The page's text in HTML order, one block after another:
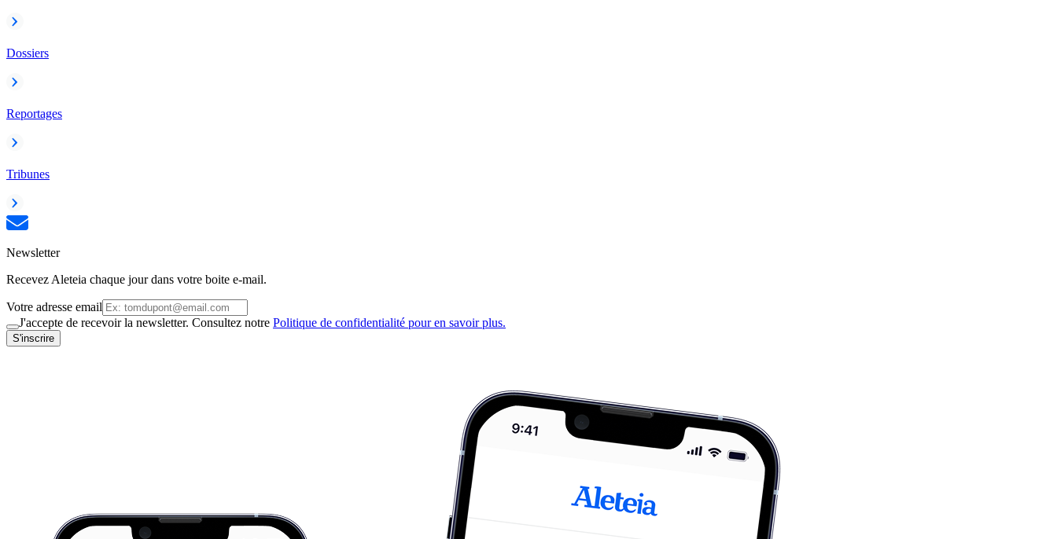
Dossiers
Reportages
Tribunes
Newsletter
Recevez Aleteia chaque jour dans votre boite e-mail.
Votre adresse email
J'accepte de recevoir la newsletter. Consultez notre Politique de confidentialité pour en savoir plus.
S'inscrire